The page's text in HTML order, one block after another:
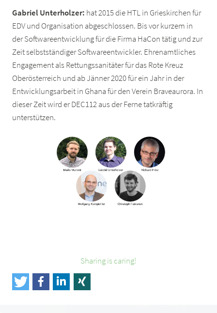
Gabriel Unterholzer: hat 2015 die HTL in Grieskirchen für
EDV und Organisation abgeschlossen. Bis vor kurzem in
der Softwareentwicklung für die Firma HaCon tätig und zur
Zeit selbstständiger Softwareentwickler. Ehrenamtliches
Engagement als Rettungssanitäter für das Rote Kreuz
Oberösterreich und ab Jänner 2020 für ein Jahr in der
Entwicklungsarbeit in Ghana für den Verein Braveaurora. In
dieser Zeit wird er DEC112 aus der Ferne tatkräftig
unterstützen.
Sharing is caring!